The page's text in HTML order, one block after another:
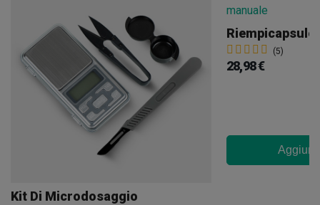
Kit Di Microdosaggio
Riempicapsule
(5)
28,98 €